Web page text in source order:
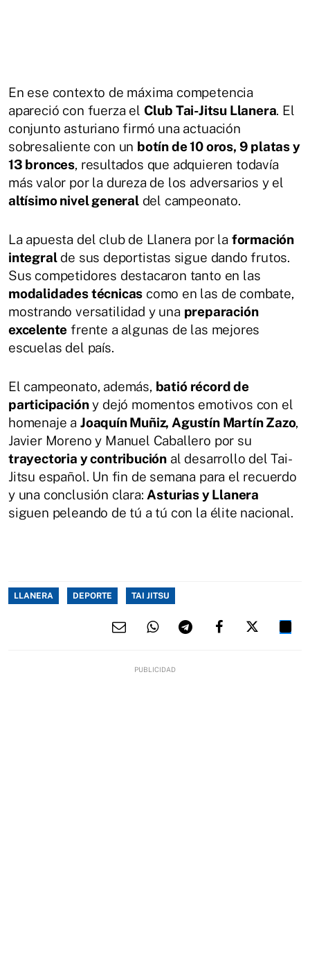
En ese contexto de máxima competencia
apareció con fuerza el Club Tai-Jitsu Llanera. El
conjunto asturiano firmó una actuación
sobresaliente con un botín de 10 oros, 9 platas y
13 bronces, resultados que adquieren todavía
más valor por la dureza de los adversarios y el
altísimo nivel generaldel campeonato.
La apuesta del club de Llanera por la formación
integralde sus deportistas sigue dando frutos.
Sus competidores destacaron tanto en las
modalidades técnicas como en las de combate,
mostrando versatilidad y una preparación
excelente frente a algunas de las mejores
escuelas del país.
El campeonato, además, batió récord de
participacióny dejó momentos emotivos con el
homenaje a Joaquín Muñiz, Agustín Martín Zazo,
Javier Moreno y Manuel Caballero por su
trayectoria y contribución al desarrollo del Tai-
Jitsu español. Un fin de semana para el recuerdo
y una conclusión clara: Asturias y Llanera
siguen peleando de tú a tú con la élite nacional.
LLANERA DEPORTE TAI JITSU